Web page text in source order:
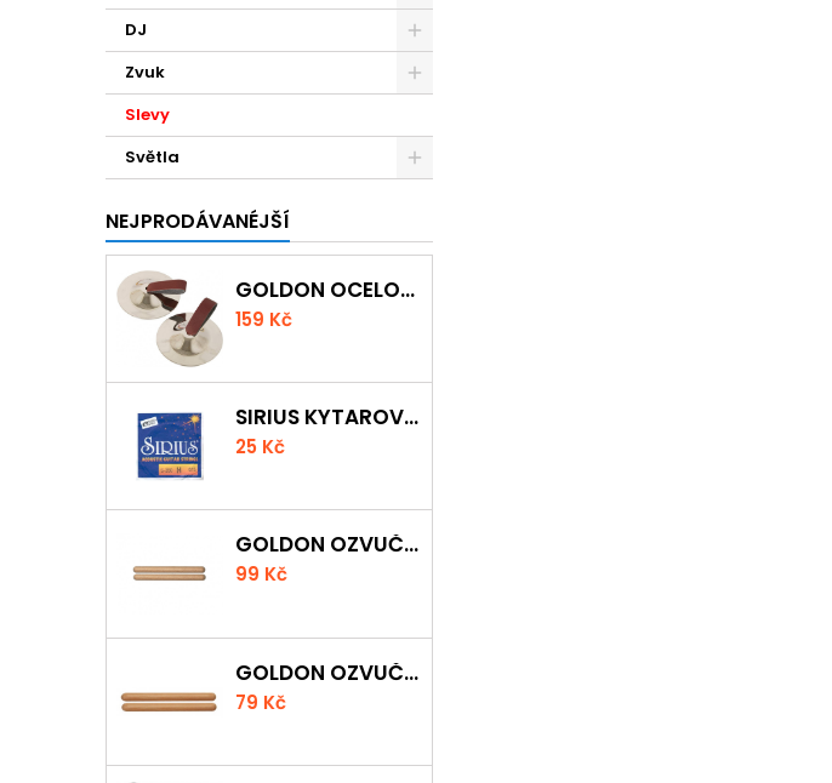
DJ
Zvuk
Slevy
Světla
NEJPRODÁVANÉJŠÍ
GOLDON OCELOVÉ PRSTOVÉ ČINELKY
159 Kč
SIRIUS KYTAROVÁ STRUNA
25 Kč
GOLDON OZVUČNÁ DŘÍVKA 18 X 200MM
99 Kč
GOLDON OZVUČNÁ DŘÍVKA 15 X 150MM
79 Kč